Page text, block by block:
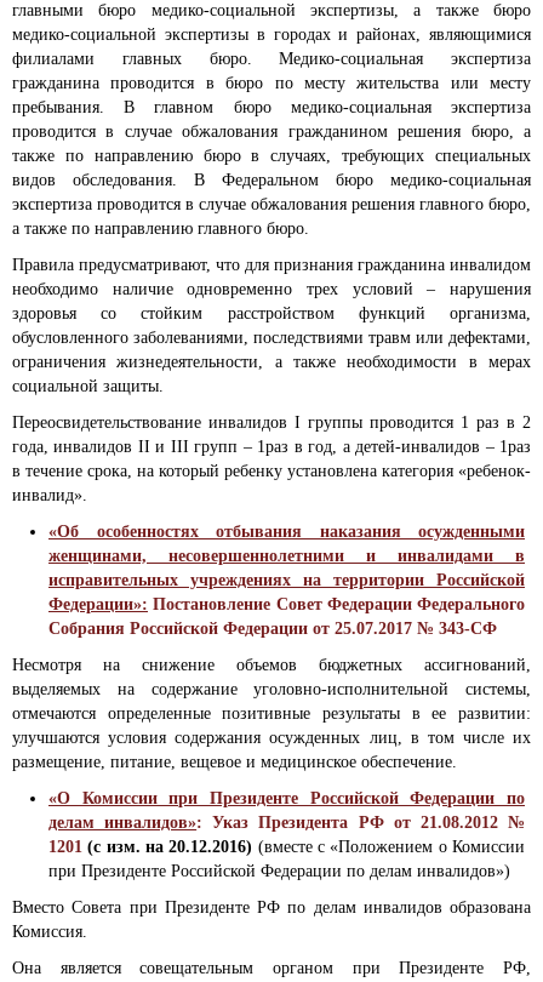
главными бюро медико-социальной экспертизы, а также бюро
медико-социальной экспертизы в городах и районах, являющимися
филиалами главных бюро. Медико-социальная экспертиза
гражданина проводится в бюро по месту жительства или месту
пребывания. В главном бюро медико-социальная экспертиза
проводится в случае обжалования гражданином решения бюро, а
также по направлению бюро в случаях, требующих специальных
видов обследования. В Федеральном бюро медико-социальная
экспертиза проводится в случае обжалования решения главного бюро,
а также по направлению главного бюро.
Правила предусматривают, что для признания гражданина инвалидом
необходимо наличие одновременно трех условий – нарушения
здоровья со стойким расстройством функций организма,
обусловленного заболеваниями, последствиями травм или дефектами,
ограничения жизнедеятельности, а также необходимости в мерах
социальной защиты.
Переосвидетельствование инвалидов I группы проводится 1 раз в 2
года, инвалидов II и III групп – 1раз в год, а детей-инвалидов – 1раз
в течение срока, на который ребенку установлена категория «ребенок-
инвалид».
«Об особенностях отбывания наказания осужденными
женщинами, несовершеннолетними и инвалидами в
исправительных учреждениях на территории Российской
Федерации»: Постановление Совет Федерации Федерального
Собрания Российской Федерации от 25.07.2017 № 343-СФ
Несмотря на снижение объемов бюджетных ассигнований,
выделяемых на содержание уголовно-исполнительной системы,
отмечаются определенные позитивные результаты в ее развитии:
улучшаются условия содержания осужденных лиц, в том числе их
размещение, питание, вещевое и медицинское обеспечение.
«О Комиссии при Президенте Российской Федерации по
делам инвалидов»: Указ Президента РФ от 21.08.2012 №
1201 (с изм. на 20.12.2016) (вместе с «Положением о Комиссии
при Президенте Российской Федерации по делам инвалидов»)
Вместо Совета при Президенте РФ по делам инвалидов образована
Комиссия.
Она является совещательным органом при Президенте РФ,